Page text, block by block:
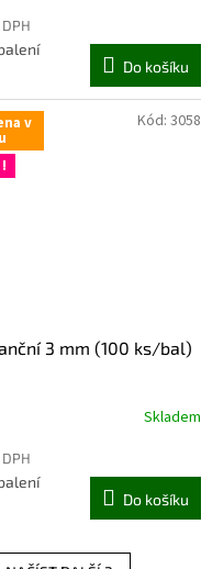
Do košíku
v
3 mm (100 ks/bal)
Skladem
Do košíku
Kód: 3058